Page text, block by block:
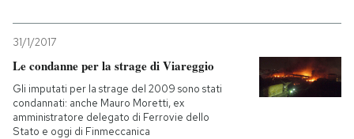
SHOP
CALENDARIO
AREA PERSONALE
31/1/2017
Le condanne per la strage di Viareggio
Gli imputati per la strage del 2009 sono stati
condannati: anche Mauro Moretti, ex
amministratore delegato di Ferrovie dello
Stato e oggi di Finmeccanica